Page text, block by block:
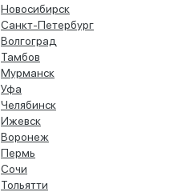
Новосибирск
Санкт-Петербург
Волгоград
Тамбов
Мурманск
Уфа
Челябинск
Ижевск
Воронеж
Пермь
Сочи
Тольятти